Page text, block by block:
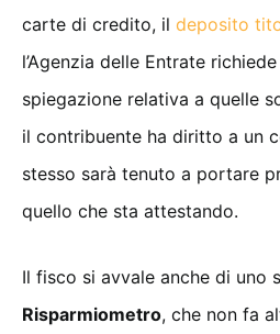
carte di credito, il deposito
l’Agenzia delle Entrate
spiegazione relativa a quelle
il contribuente ha diritto a un
stesso sarà tenuto a portare
quello che sta attestando.
Il fisco si avvale anche di uno
Risparmiometro, che non fa